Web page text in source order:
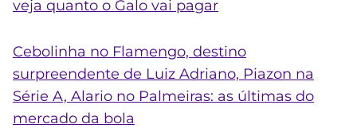
veja quanto o Galo vai pagar
Cebolinha no Flamengo, destino
surpreendente de Luiz Adriano, Piazon na
Série A, Alario no Palmeiras: as últimas do
mercado da bola